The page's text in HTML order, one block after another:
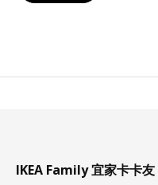
IKEA Family 宜家卡卡友